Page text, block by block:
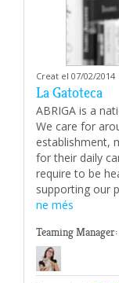
Creat el 07/02/2014
La Gatoteca
ABRIGA is a
We care for
establishment,
for their daily
require to be
supporting our
ne més
Teaming Manager: